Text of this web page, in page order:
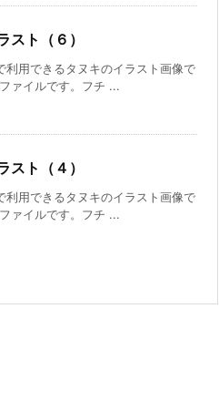
スト（６）
利用できるタヌキのイラスト画像で
ァイルです。フチ ...
スト（４）
利用できるタヌキのイラスト画像で
ァイルです。フチ ...